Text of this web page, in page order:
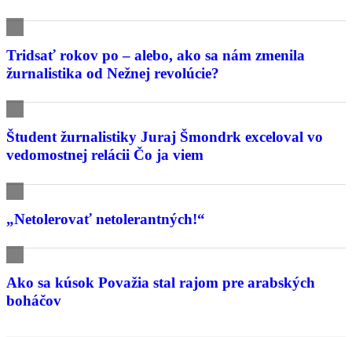
Tridsať rokov po – alebo, ako sa nám zmenila
žurnalistika od Nežnej revolúcie?
Študent žurnalistiky Juraj Šmondrk exceloval vo
vedomostnej relácii Čo ja viem
„Netolerovať netolerantných!“
Ako sa kúsok Považia stal rajom pre arabských
boháčov